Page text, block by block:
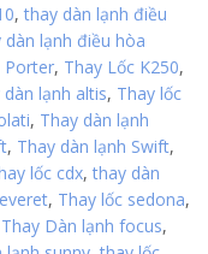
, thay dàn lạnh điều
dàn lạnh điều hòa
Porter, Thay Lốc K250,
dàn lạnh altis, Thay lốc
, Thay dàn lạnh
, Thay dàn lạnh Swift,
lốc cdx, thay dàn
, Thay lốc sedona,
Thay Dàn lạnh focus,